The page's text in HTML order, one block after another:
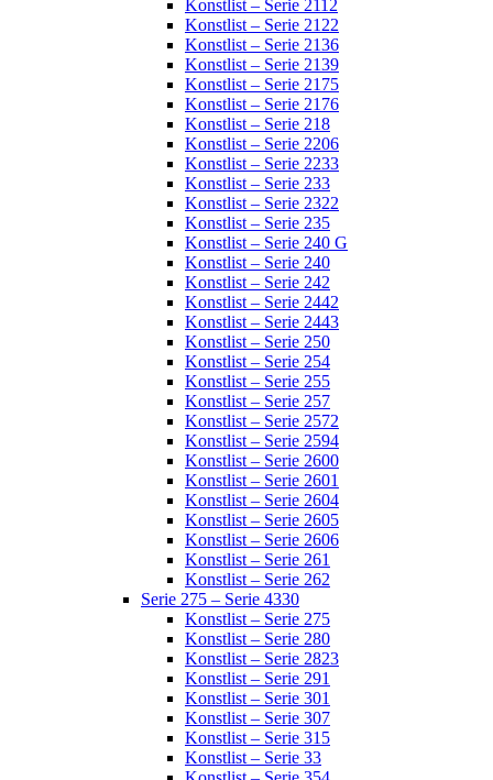
Konstlist – Serie 2112
Konstlist – Serie 2122
Konstlist – Serie 2136
Konstlist – Serie 2139
Konstlist – Serie 2175
Konstlist – Serie 2176
Konstlist – Serie 218
Konstlist – Serie 2206
Konstlist – Serie 2233
Konstlist – Serie 233
Konstlist – Serie 2322
Konstlist – Serie 235
Konstlist – Serie 240 G
Konstlist – Serie 240
Konstlist – Serie 242
Konstlist – Serie 2442
Konstlist – Serie 2443
Konstlist – Serie 250
Konstlist – Serie 254
Konstlist – Serie 255
Konstlist – Serie 257
Konstlist – Serie 2572
Konstlist – Serie 2594
Konstlist – Serie 2600
Konstlist – Serie 2601
Konstlist – Serie 2604
Konstlist – Serie 2605
Konstlist – Serie 2606
Konstlist – Serie 261
Konstlist – Serie 262
Serie 275 – Serie 4330
Konstlist – Serie 275
Konstlist – Serie 280
Konstlist – Serie 2823
Konstlist – Serie 291
Konstlist – Serie 301
Konstlist – Serie 307
Konstlist – Serie 315
Konstlist – Serie 33